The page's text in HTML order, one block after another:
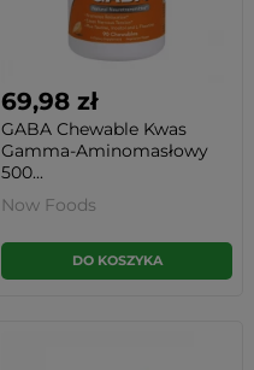
69,98 zł
GABA Chewable Kwas
Gamma-Aminomasłowy
500...
Now Foods
DO KOSZYKA